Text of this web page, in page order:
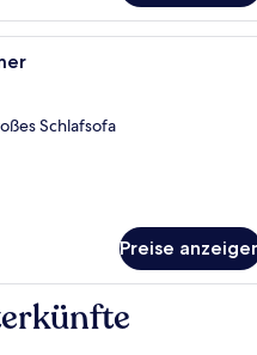
Ein Hotelzimmer mit zwei
Schlafsofa
Preise